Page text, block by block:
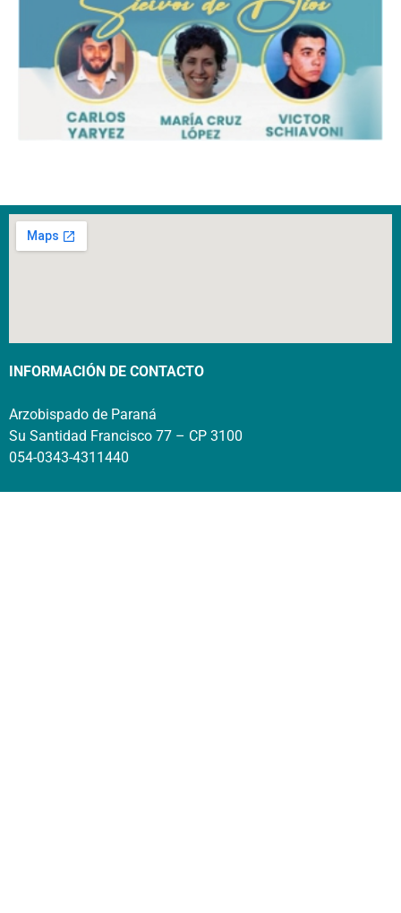
INFORMACIÓN DE CONTACTO
Arzobispado de Paraná
Su Santidad Francisco 77 – CP 3100
054-0343-4311440